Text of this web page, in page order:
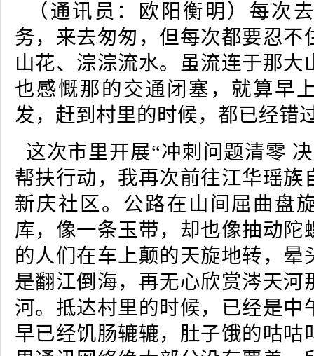
（通讯员：欧阳衡明）每次
务，来去匆匆，但每次都要忍不
山花、淙淙流水。虽流连于那大
也感慨那的交通闭塞，就算早
发，赶到村里的时候，都已经错
这次市里开展“冲刺问题清零
帮扶行动，我再次前往江华瑶族
新庆社区。公路在山间屈曲盘
库，像一条玉带，却也像抽动陀
的人们在车上颠的天旋地转，晕
是翻江倒海，再无心欣赏涔天河
河。抵达村里的时候，已经是中
早已经饥肠辘辘，肚子饿的咕咕